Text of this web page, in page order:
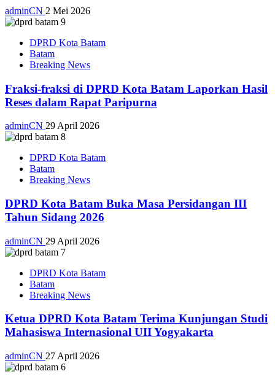
adminCN 2 Mei 2026
DPRD Kota Batam
Batam
Breaking News
Fraksi-fraksi di DPRD Kota Batam Laporkan Hasil
Reses dalam Rapat Paripurna
adminCN 29 April 2026
DPRD Kota Batam
Batam
Breaking News
DPRD Kota Batam Buka Masa Persidangan III
Tahun Sidang 2026
adminCN 29 April 2026
DPRD Kota Batam
Batam
Breaking News
Ketua DPRD Kota Batam Terima Kunjungan Studi
Mahasiswa Internasional UII Yogyakarta
adminCN 27 April 2026